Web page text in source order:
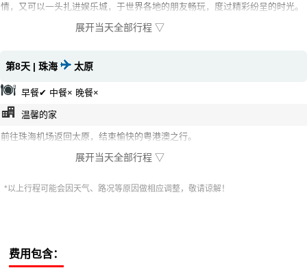
情，又可以一头扎进娱乐城，于世界各地的朋友畅玩，度过精彩纷呈的时光。
（赠送自费项目，因维修、拥挤等特殊情况有可能选择性参观）。
展开当天全部行程 ▽
第8天 | 珠海 太原
早餐✔ 中餐× 晚餐×
温馨的家
前往珠海机场返回太原，结束愉快的粤港澳之行。
展开当天全部行程 ▽
*以上行程可能会因天气、路况等原因做相应调整，敬请谅解！
费用包含：